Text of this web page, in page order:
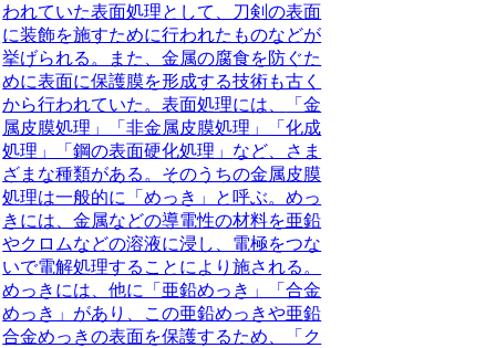
われていた表面処理として、刀剣の表面
に装飾を施すために行われたものなどが
挙げられる。また、金属の腐食を防ぐた
めに表面に保護膜を形成する技術も古く
から行われていた。表面処理には、
「金
属皮膜処理」「非金属皮膜処理」「化成
処理」「鋼の表面硬化処理」 など、さま
ざまな種類がある。そのうちの金属皮膜
処理は一般的に「めっき」と呼ぶ。めっ
きには、金属などの導電性の材料を亜鉛
やクロムなどの溶液に浸し、電極をつな
いで電解処理することにより施される。
めっきには、他に「亜鉛めっき」「合金
めっき」があり、この亜鉛めっきや亜鉛
合金めっきの表面を保護するため、「ク